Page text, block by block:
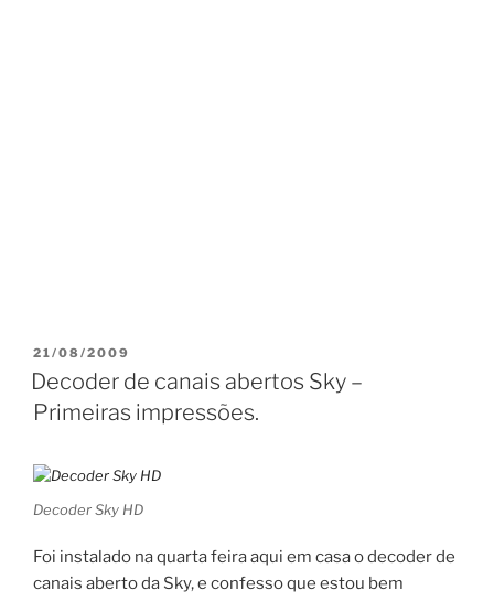
PUBLICADO
EM
21/08/2009
Decoder de canais abertos Sky –
Primeiras impressões.
Decoder Sky HD
Foi instalado na quarta feira aqui em casa o decoder de
canais aberto da Sky, e confesso que estou bem